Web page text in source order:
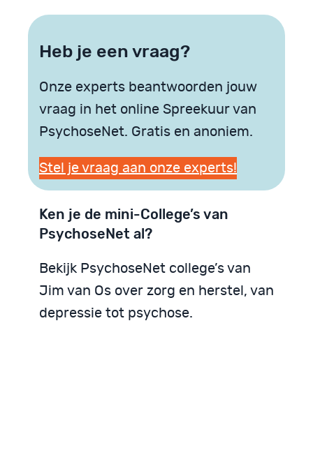
Heb je een vraag?
Onze experts beantwoorden jouw
vraag in het online Spreekuur van
PsychoseNet. Gratis en anoniem.
Stel je vraag aan onze experts!
Ken je de mini-College’s van
PsychoseNet al?
Bekijk PsychoseNet college’s van
Jim van Os over zorg en herstel, van
depressie tot psychose.